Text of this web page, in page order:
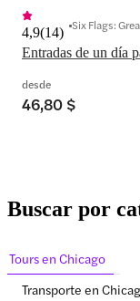
Entradas de un día
4,9(14) Six Flags:
desde
46,80 $
Buscar por
Tours en Chicago
Transporte en